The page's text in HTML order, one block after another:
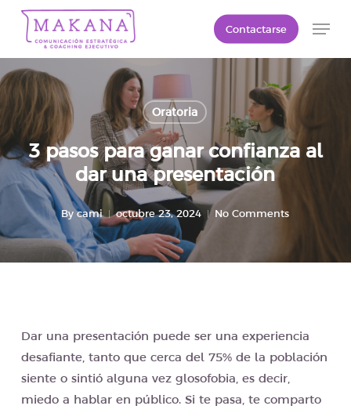
Skip
content
Contactarse
Oratoria
3 pasos para ganar confianza al
dar una presentación
By cami octubre 23, 2024 No Comments
Dar una presentación puede ser una experiencia
desafiante, tanto que cerca del 75% de la población
siente o sintió alguna vez glosofobia, es decir,
miedo a hablar en público. Si te pasa, te comparto
Menu